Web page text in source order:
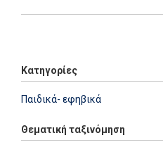
Κατηγορίες
Παιδικά- εφηβικά
Θεματική ταξινόμηση